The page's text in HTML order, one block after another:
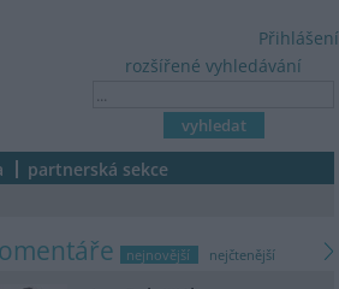
rozšířené vyhledávání
Přihlášení
partnerská sekce
nejnovější nejčtenější